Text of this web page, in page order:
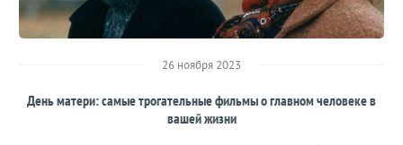
26 ноября 2023
День матери: самые трогательные фильмы о главном человеке в
вашей жизни